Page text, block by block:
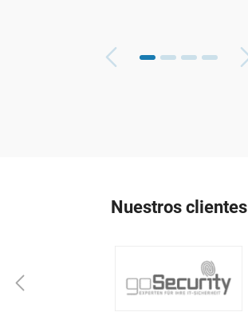
Nuestros clientes